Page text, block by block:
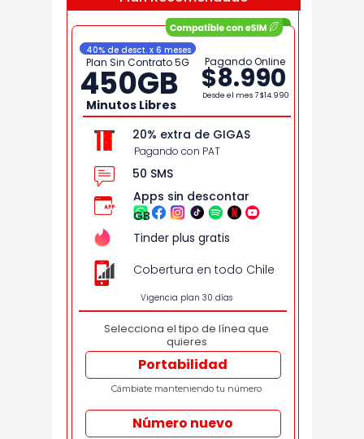
450GB
Minutos Libres
$8.990
Portabilidad
Plan Sin Contrato 5G Pagando Online
Desde el mes 7$14.990
50 SMS
Apps sin descontar
GB
Tinder plus gratis
Vigencia plan 30 días
40% de desct. x 6 meses
Cámbiate manteniendo tu número
Número nuevo
Selecciona el tipo de línea que
quieres
20% extra de GIGAS
Pagando con PAT
Cobertura en todo Chile